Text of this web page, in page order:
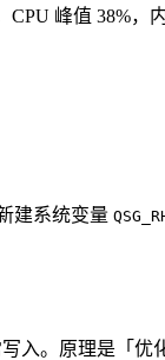
峰值 38%
建系统变量
。原理是「优